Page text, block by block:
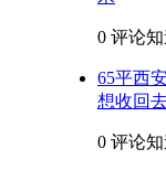
0 评论
65平西
想收回
0 评论